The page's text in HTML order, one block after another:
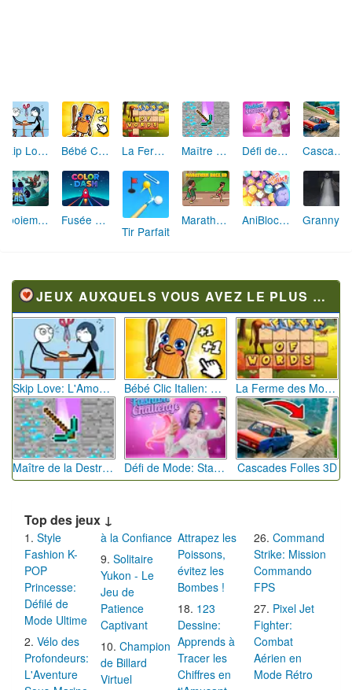
Skip Love: L'Amour en Péril Bébé Clic Italien: La Folie des Petits Bambins La Ferme des Mots - Cultivez votre Vocabulaire Maître de la Destruction: Fusion de Pioches Défi de Mode: Star du Podium Cascades Folles 3D
Aboiement Stellaire : Aventure Canine Fusée Chromatique: La Course des Couleurs
Tir Parfait
Marathon Champion io AniBlocos: Connecte les Animaux Mignons!
JEUX AUXQUELS VOUS AVEZ LE PLUS JOUÉ
Skip Love: L'Amour en Péril Bébé Clic Italien: La Folie des Petits Bambins La Ferme des Mots - Cultivez votre Vocabulaire
Maître de la Destruction: Fusion de Pioches Défi de Mode: Star du Podium Cascades Folles 3D
Top des jeux ↓
Style
Fashion K-
POP
Princesse:
Défilé de
Mode Ultime
Vélo des
Profondeurs:
L'Aventure
à la Confiance
Solitaire
Yukon - Le
Jeu de
Patience
Captivant
Champion
de Billard
Virtuel
Attrapez les
Poissons,
évitez les
Bombes !
123
Dessine:
Apprends à
Tracer les
Chiffres en
Command
Strike: Mission
Commando
FPS
Pixel Jet
Fighter:
Combat
Aérien en
Mode Rétro